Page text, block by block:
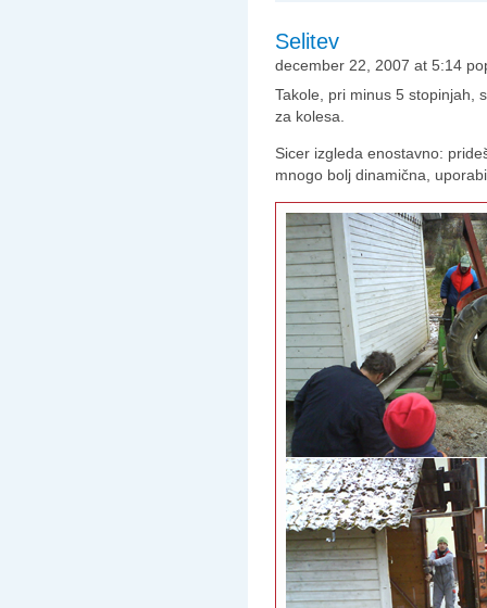
Selitev
december 22, 2007 at 5:14
Takole, pri minus 5 stopinjah,
za kolesa.
Sicer izgleda enostavno:
mnogo bolj dinamična,